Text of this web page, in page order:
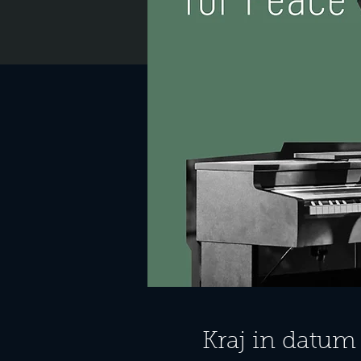
Kraj in datum